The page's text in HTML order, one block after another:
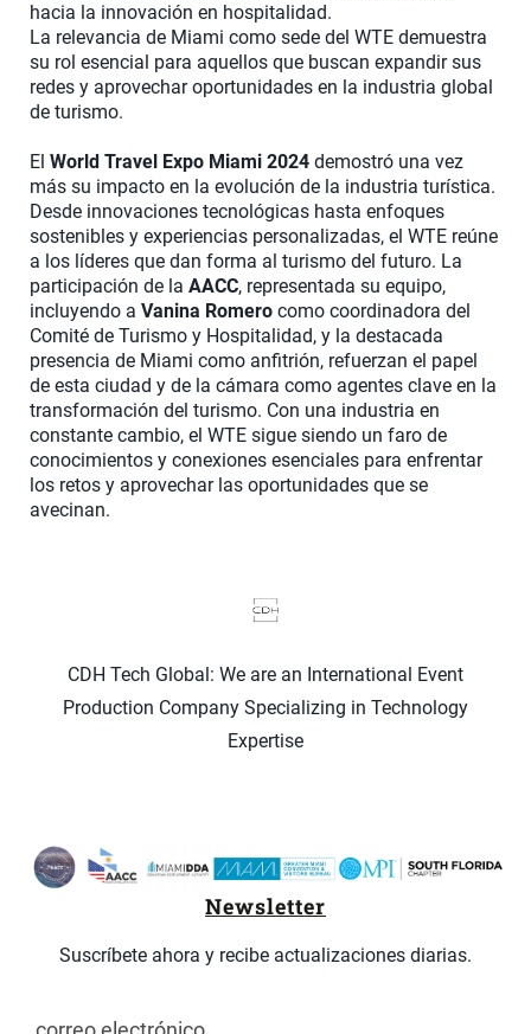
hacia la innovación en hospitalidad.
La relevancia de Miami como sede del WTE demuestra
su rol esencial para aquellos que buscan expandir sus
redes y aprovechar oportunidades en la industria global
de turismo.
El World Travel Expo Miami 2024 demostró una vez
más su impacto en la evolución de la industria turística.
Desde innovaciones tecnológicas hasta enfoques
sostenibles y experiencias personalizadas, el WTE reúne
a los líderes que dan forma al turismo del futuro. La
participación de la AACC, representada su equipo,
incluyendo a Vanina Romero como coordinadora del
Comité de Turismo y Hospitalidad, y la destacada
presencia de Miami como anfitrión, refuerzan el papel
de esta ciudad y de la cámara como agentes clave en la
transformación del turismo. Con una industria en
constante cambio, el WTE sigue siendo un faro de
conocimientos y conexiones esenciales para enfrentar
los retos y aprovechar las oportunidades que se
avecinan.
CDH Tech Global: We are an International Event
Production Company Specializing in Technology
Expertise
Newsletter
Suscríbete ahora y recibe actualizaciones diarias.